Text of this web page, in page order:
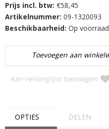
Prijs incl. btw: €58,45
Artikelnummer: 09-1320093
Beschikbaarheid: Op voorraad
Aan verlanglijst toevoegen
OPTIES DELEN